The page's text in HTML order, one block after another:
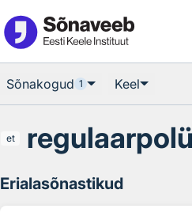
Sõnakogud 1 Keel
et
Erialasõnastikud